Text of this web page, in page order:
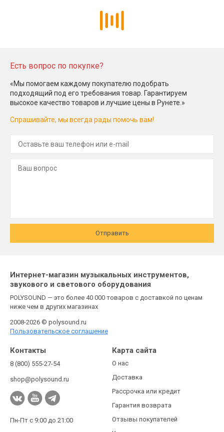
Есть вопрос по покупке?
«Мы помогаем каждому покупателю подобрать
подходящий под его требования товар. Гарантируем
высокое качество товаров и лучшие цены в Рунете.»
Спрашивайте, мы всегда рады помочь вам!
Отправить
Интернет-магазин музыкальных инструментов,
звукового и светового оборудования
POLYSOUND — это более 40 000 товаров с доставкой по ценам
ниже чем в других магазинах
2008-2026 © polysound.ru
Пользовательское соглашение
Контакты
8 (800) 555-27-54
shop@polysound.ru
Пн-Пт с 9:00 до 21:00
Карта сайта
О нас
Доставка
Рассрочка или кредит
Гарантия возврата
Отзывы покупателей